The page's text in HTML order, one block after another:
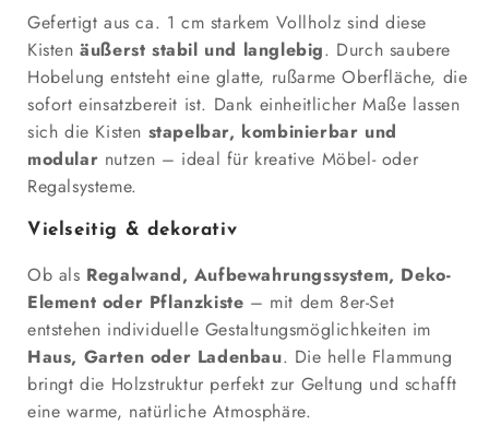
Gefertigt aus ca. 1 cm starkem Vollholz sind diese
Kistenäußerst stabil und langlebig. Durch saubere
Hobelung entsteht eine glatte, rußarme Oberfläche, die
sofort einsatzbereit ist. Dank einheitlicher Maße lassen
sich die Kisten stapelbar, kombinierbar und
modular nutzen – ideal für kreative Möbel- oder
Regalsysteme.
Vielseitig & dekorativ
Ob als Regalwand, Aufbewahrungssystem, Deko-
Element oder Pflanzkiste – mit dem 8er-Set
entstehen individuelle Gestaltungsmöglichkeiten im
Haus, Garten oder Ladenbau. Die helle Flammung
bringt die Holzstruktur perfekt zur Geltung und schafft
eine warme, natürliche Atmosphäre.